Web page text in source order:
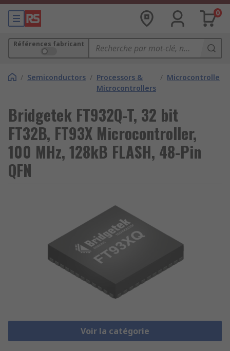
0
Références fabricant
/ Semiconductors / Processors &
Microcontrollers
/ Microcontrollers
Bridgetek FT932Q-T, 32 bit
FT32B, FT93X Microcontroller,
100 MHz, 128kB FLASH, 48-Pin
QFN
Voir la catégorie